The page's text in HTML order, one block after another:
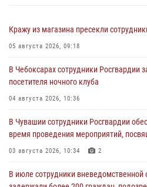
Кражу из магазина пресекли
05 августа 2026, 09:18
В Чебоксарах сотрудники Росгвардии
посетителя ночного клуба
04 августа 2026, 10:36
В Чувашии сотрудники Росгвардии
время проведения мероприятий,
03 августа 2026, 10:34 2
В июле сотрудники вневедомственной